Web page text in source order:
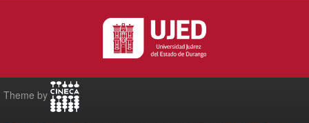
Theme by